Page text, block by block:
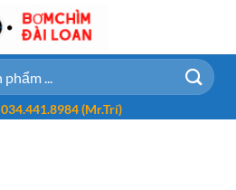
034.441.8984 (Mr.Trí)